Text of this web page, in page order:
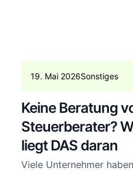
19. Mai 2026Sonstiges
Keine Beratung
Steuerberater?
liegt DAS daran
Viele Unternehmer